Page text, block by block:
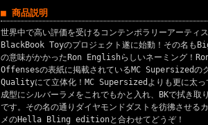
■ 商品説明
世界中で高い評価を受けるコンテンポラリーアーテ
BlackBook Toyのプロジェクト遂に始動！その名も
の意味がかかったRon Englishらしいネーミング
Offensesの表紙に掲載されているMC Supersizedの
Qualityにて立体化！MC Supersizedよりも更に太っ
成型にシルバーラメをこれでもかと入れ、BKで拭き
です。その名の通りダイヤモンドダストを彷彿させる
メのHella Bling editionと合わせてどうぞ！